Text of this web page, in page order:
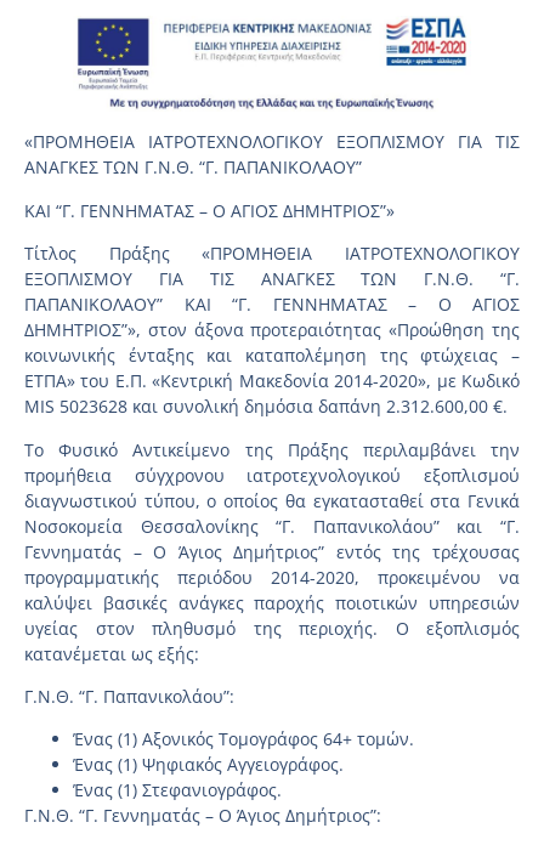
«ΠΡΟΜΗΘΕΙΑ ΙΑΤΡΟΤΕΧΝΟΛΟΓΙΚΟΥ ΕΞΟΠΛΙΣΜΟΥ ΓΙΑ ΤΙΣ
ΑΝΑΓΚΕΣ ΤΩΝ Γ.Ν.Θ. “Γ. ΠΑΠΑΝΙΚΟΛΑΟΥ”
ΚΑΙ “Γ. ΓΕΝΝΗΜΑΤΑΣ – Ο ΑΓΙΟΣ ΔΗΜΗΤΡΙΟΣ”»
Τίτλος Πράξης «ΠΡΟΜΗΘΕΙΑ ΙΑΤΡΟΤΕΧΝΟΛΟΓΙΚΟΥ
ΕΞΟΠΛΙΣΜΟΥ ΓΙΑ ΤΙΣ ΑΝΑΓΚΕΣ ΤΩΝ Γ.Ν.Θ. “Γ.
ΠΑΠΑΝΙΚΟΛΑΟΥ” ΚΑΙ “Γ. ΓΕΝΝΗΜΑΤΑΣ – Ο ΑΓΙΟΣ
ΔΗΜΗΤΡΙΟΣ”», στον άξονα προτεραιότητας «Προώθηση της
κοινωνικής ένταξης και καταπολέμηση της φτώχειας –
ΕΤΠΑ» του Ε.Π. «Κεντρική Μακεδονία 2014-2020», με Κωδικό
MIS 5023628 και συνολική δημόσια δαπάνη 2.312.600,00 €.
Το Φυσικό Αντικείμενο της Πράξης περιλαμβάνει την
προμήθεια σύγχρονου ιατροτεχνολογικού εξοπλισμού
διαγνωστικού τύπου, ο οποίος θα εγκατασταθεί στα Γενικά
Νοσοκομεία Θεσσαλονίκης “Γ. Παπανικολάου” και “Γ.
Γεννηματάς – Ο Άγιος Δημήτριος” εντός της τρέχουσας
προγραμματικής περιόδου 2014-2020, προκειμένου να
καλύψει βασικές ανάγκες παροχής ποιοτικών υπηρεσιών
υγείας στον πληθυσμό της περιοχής. Ο εξοπλισμός
κατανέμεται ως εξής:
Γ.Ν.Θ. “Γ. Παπανικολάου”:
Ένας (1) Αξονικός Τομογράφος 64+ τομών.
Ένας (1) Ψηφιακός Αγγειογράφος.
Ένας (1) Στεφανιογράφος.
Γ.Ν.Θ. “Γ. Γεννηματάς – Ο Άγιος Δημήτριος”: